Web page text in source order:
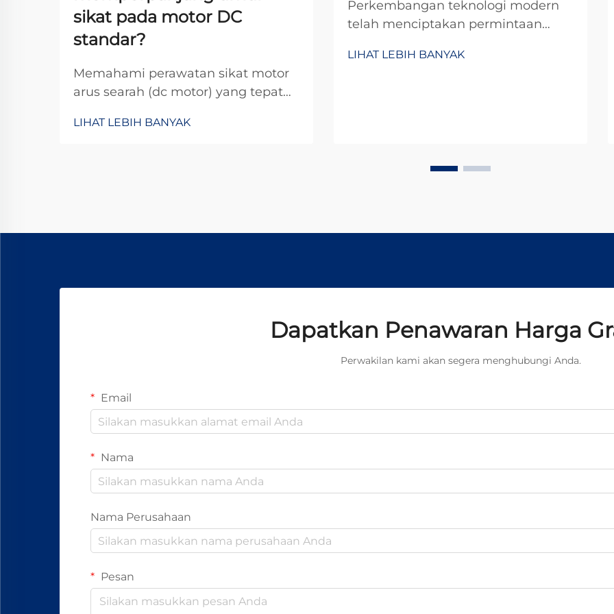
sikat pada motor DC
standar?
Memahami perawatan sikat motor
arus searah (dc motor) yang tepat
memaksimalkan masa pakai
LIHAT LEBIH BANYAK
Perkembangan teknologi modern
telah menciptakan permintaan
sebelumnya terhadap solusi tenaga
LIHAT LEBIH BANYAK
Dapatkan Penawaran Harga
Perwakilan kami akan segera menghubungi Anda.
Email
Nama
Nama Perusahaan
Pesan